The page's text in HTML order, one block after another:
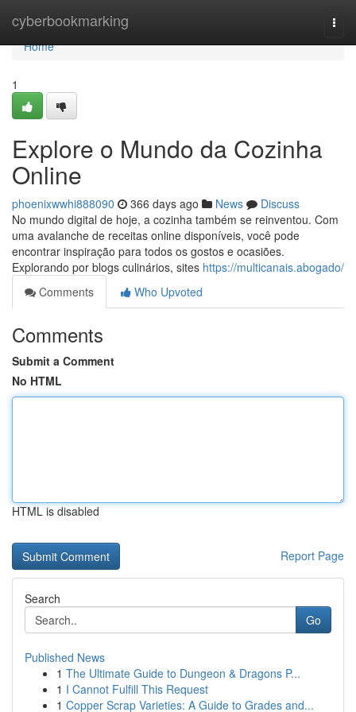
cyberbookmarking
Home
Home
1
Explore o Mundo da Cozinha
Online
phoenixwwhi888090 366 days ago News
Discuss
No mundo digital de hoje, a cozinha também se reinventou. Com
uma avalanche de receitas online disponíveis, você pode
encontrar inspiração para todos os gostos e ocasiões.
Explorando por blogs culinários, sites https://multicanais.abogado/
Comments
Who Upvoted
Comments
Submit a Comment
No HTML
HTML is disabled
Report Page
Search
Go
Published News
1 The Ultimate Guide to Dungeon & Dragons P...
1 I Cannot Fulfill This Request
1 Copper Scrap Varieties: A Guide to Grades and...